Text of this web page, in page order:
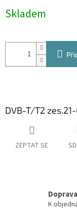
cena:
Skladem
DVB-T/T2
ZEPTAT SE
K